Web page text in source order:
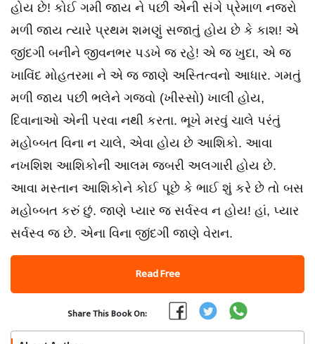
હોય છે! કોઈ ગમી જાય ને પછી એની સંગે પ્રેમાળ નજરો
મળી જાય ત્યારે પ્રથમ શમણું સજાતું હોય છે કે કાશ! એ
જીંદગી બનીને જીવનભર પડખે જ રહે! એ જ ખુદા, એ જ
ખાવિંદ મોહતરમા ને એ જ જાણે અસ્તિત્વનો આધાર. ગમતું
મળી જાય પછી ભલેને ગજવો (ખીસ્સો) ખાલી હોય,
દિવાનાઓ એની પરવા નથી કરતા. ભૂખે મરવું ચાલે પરંતું
મહોબ્બત વિના ન ચાલે, એવા હોય છે આશિકો. આવા
નખશિશ આશિકોની આલમ જબરી અલગારી હોય છે.
આવા મસ્તાન આશિકોને કોઈ પૂછે કે ભાઈ શું કરે છે તો બસ
મહોબ્બત કરું છું. જાણે પ્યાર જ સર્વસ્વ ન હોય! હાં, પ્યાર
સર્વસ્વ જ છે. એના વિના જીંદગી જાણે વેરાન.
Read Free
Share This Book On: